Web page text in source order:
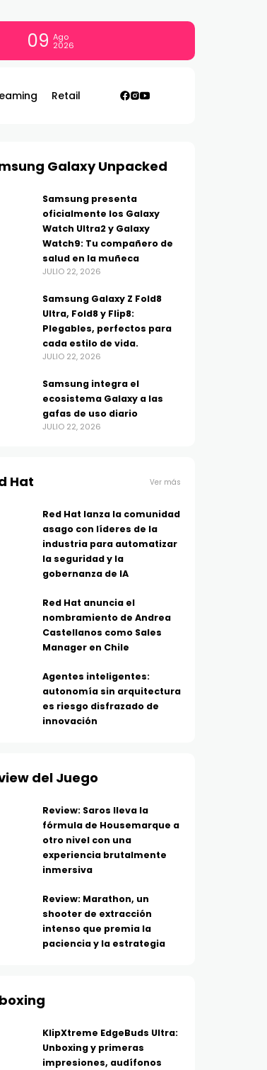
09 Ago
2026
Retail
Galaxy Unpacked
Samsung presenta
oficialmente los Galaxy
Watch Ultra2 y Galaxy
Watch9: Tu compañero de
salud en la muñeca
JULIO 22, 2026
Samsung Galaxy Z Fold8
Ultra, Fold8 y Flip8:
Plegables, perfectos para
cada estilo de vida.
JULIO 22, 2026
Samsung integra el
ecosistema Galaxy a las
gafas de uso diario
JULIO 22, 2026
Hat Ver más
Red Hat lanza la comunidad
asago con líderes de la
industria para automatizar
la seguridad y la
gobernanza de IA
Red Hat anuncia el
nombramiento de Andrea
Castellanos como Sales
Manager en Chile
Agentes inteligentes:
autonomía sin arquitectura
es riesgo disfrazado de
innovación
del Juego
Review: Saros lleva la
fórmula de Housemarque a
otro nivel con una
experiencia brutalmente
inmersiva
Review: Marathon, un
shooter de extracción
intenso que premia la
paciencia y la estrategia
KlipXtreme EdgeBuds Ultra:
Unboxing y primeras
impresiones, audífonos